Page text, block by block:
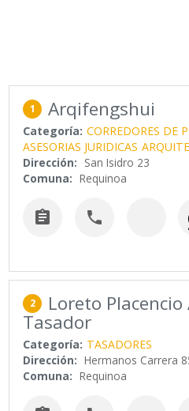
1 Arqifengshui
Categoría: CORREDORES DE
ASESORIAS JURIDICAS
Dirección: San Isidro 23
Comuna: Requinoa
 
2 Loreto
Tasador
Categoría: TASADORES
Dirección: Hermanos Carrera
Comuna: Requinoa